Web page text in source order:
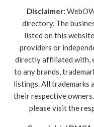
Disclaimer:
directory. The
listed on this
providers or
directly affiliated with,
to any brands,
listings. All trademarks
their respective
please visit the